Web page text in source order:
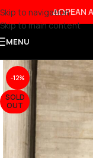
Skip to navigation
Skip to main content
ΔΩΡΕΑΝ
MENU
-12%
SOLD
OUT